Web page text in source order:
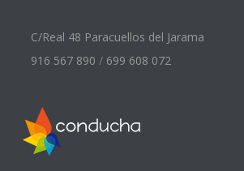
C/Real 48 Paracuellos del Jarama
916 567 890 / 699 608 072